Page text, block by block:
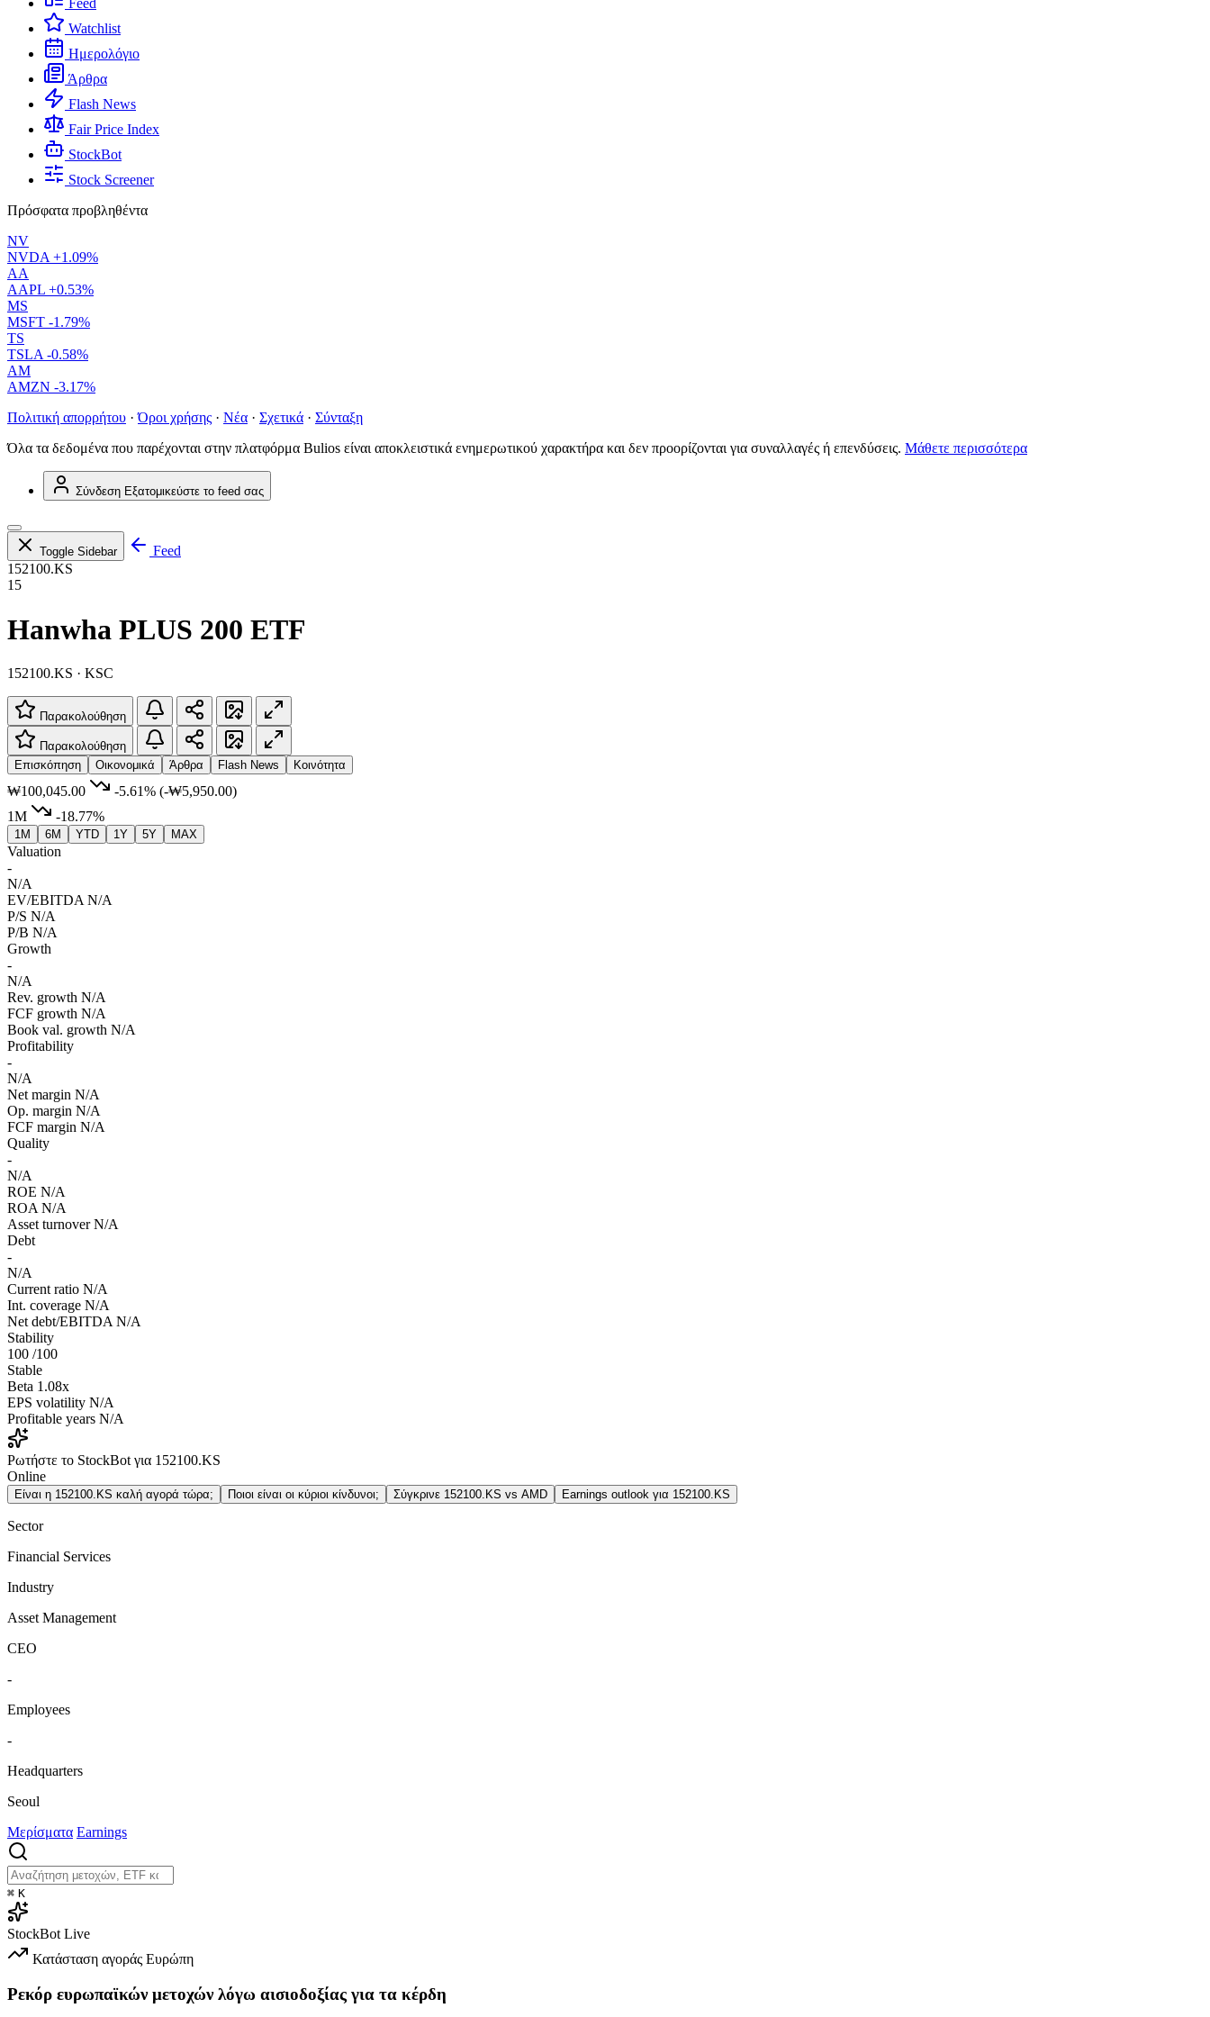
Feed
Watchlist
Ημερολόγιο
Άρθρα
Flash News
Fair Price Index
StockBot
Stock Screener
Πρόσφατα προβληθέντα
NV
NVDA +1.09%
AA
AAPL +0.53%
MS
MSFT -1.79%
TS
TSLA -0.58%
AM
AMZN -3.17%
Πολιτική απορρήτου · Όροι χρήσης · Νέα · Σχετικά · Σύνταξη
Όλα τα δεδομένα που παρέχονται στην πλατφόρμα Bulios είναι αποκλειστικά ενημερωτικού χαρακτήρα και δεν προορίζονται για συναλλαγές ή επενδύσεις. Μάθετε περισσότερα
Σύνδεση Εξατομικεύστε το feed σας
Toggle Sidebar
Feed
152100.KS
15
Hanwha PLUS 200 ETF
152100.KS · KSC
Παρακολούθηση
Παρακολούθηση
Επισκόπηση
Οικονομικά Άρθρα Flash News Κοινότητα
₩100,045.00 -5.61% (-₩5,950.00)
1M
-18.77%
1M 6M YTD 1Y 5Y MAX
Valuation
-
N/A
EV/EBITDA N/A
P/S N/A
P/B N/A
Growth
-
N/A
Rev. growth N/A
FCF growth N/A
Book val. growth N/A
Profitability
-
N/A
Net margin N/A
Op. margin N/A
FCF margin N/A
Quality
-
N/A
ROE N/A
ROA N/A
Asset turnover N/A
Debt
-
N/A
Current ratio N/A
Int. coverage N/A
Net debt/EBITDA N/A
Stability
100 /100
Stable
Beta 1.08x
EPS volatility N/A
Profitable years N/A
Ρωτήστε το StockBot για 152100.KS
Online
Είναι η 152100.KS καλή αγορά τώρα; Ποιοι είναι οι κύριοι κίνδυνοι; Σύγκρινε 152100.KS vs AMD Earnings outlook για 152100.KS
Sector
Financial Services
Industry
Asset Management
CEO
-
Employees
-
Headquarters
Seoul
Μερίσματα Earnings
⌘ K
StockBot Live
Κατάσταση αγοράς Ευρώπη
Ρεκόρ ευρωπαϊκών μετοχών λόγω αισιοδοξίας για τα κέρδη